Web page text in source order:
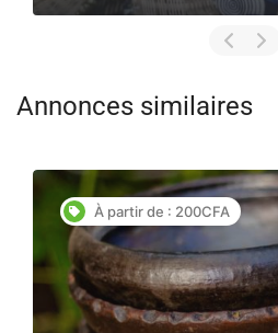
Annonces similaires
partir de : 200CFA